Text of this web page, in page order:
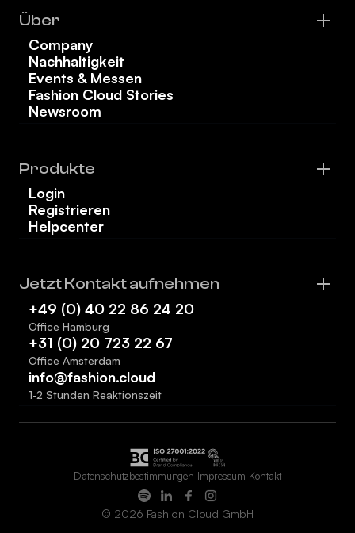
Über
Company
Nachhaltigkeit
Events & Messen
Fashion Cloud Stories
Newsroom
Produkte
Login
Registrieren
Helpcenter
Jetzt Kontakt aufnehmen
+49 (0) 40 22 86 24 20
Office Hamburg
+31 (0) 20 723 22 67
Office Amsterdam
info@fashion.cloud
1-2 Stunden Reaktionszeit
© 2026 Fashion Cloud GmbH
Datenschutzbestimmungen Impressum Kontakt